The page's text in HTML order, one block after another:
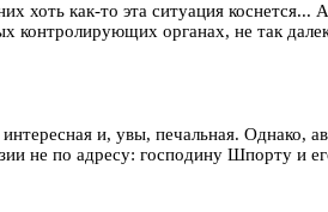
хоть как-то эта ситуация
контролирующих органах, не так
и, увы, печальная. Однако,
не по адресу: господину Шпорту и